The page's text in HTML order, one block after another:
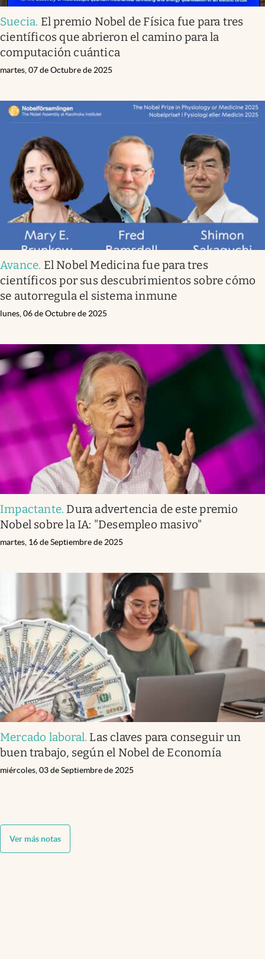
Suecia. El premio Nobel de Física fue para tres
científicos que abrieron el camino para la
computación cuántica
martes, 07 de Octubre de 2025
Avance. El Nobel Medicina fue para tres
científicos por sus descubrimientos sobre cómo
se autorregula el sistema inmune
lunes, 06 de Octubre de 2025
Impactante. Dura advertencia de este premio
Nobel sobre la IA: "Desempleo masivo"
martes, 16 de Septiembre de 2025
Mercado laboral. Las claves para conseguir un
buen trabajo, según el Nobel de Economía
miércoles, 03 de Septiembre de 2025
Ver más notas